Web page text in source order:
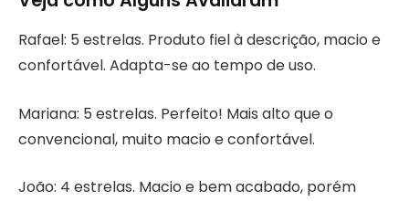
Rafael: 5 estrelas. Produto fiel à descrição, macio e
confortável. Adapta-se ao tempo de uso.
Mariana: 5 estrelas. Perfeito! Mais alto que o
convencional, muito macio e confortável.
João: 4 estrelas. Macio e bem acabado, porém